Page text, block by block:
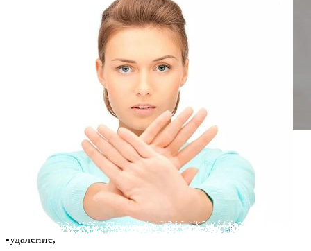
Лечите зубы со скидкой!
Только для первичных пациентов!
-25% на всё:
▪️удаление,